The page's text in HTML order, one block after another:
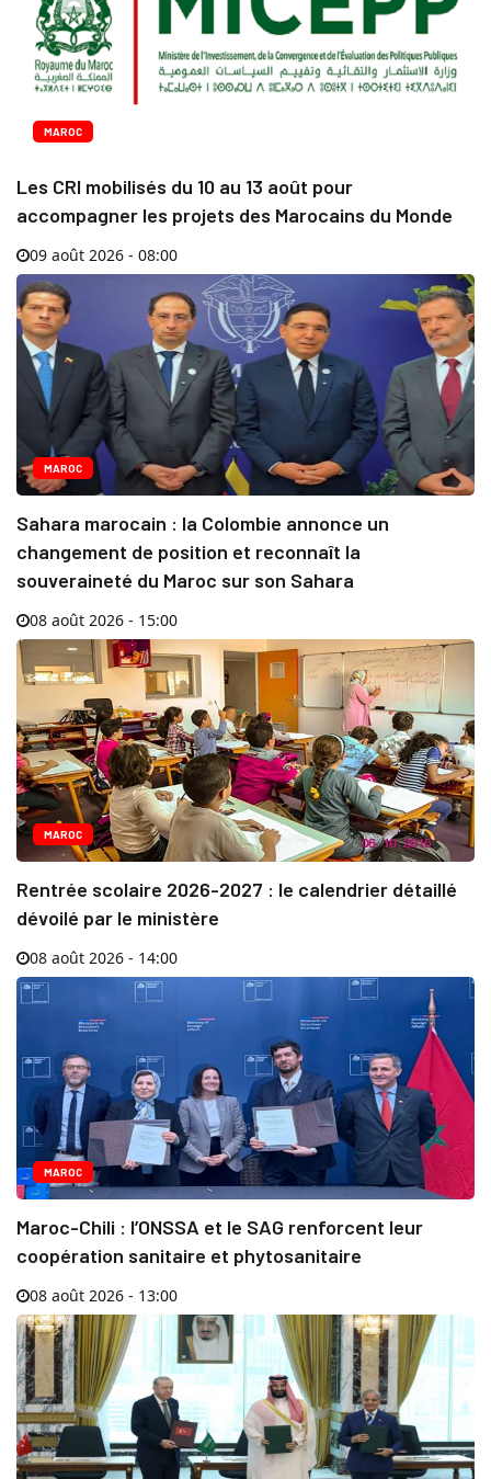
MAROC
Les CRI mobilisés du 10 au 13 août pour
accompagner les projets des Marocains du Monde
09 août 2026 - 08:00
MAROC
Sahara marocain : la Colombie annonce un
changement de position et reconnaît la
souveraineté du Maroc sur son Sahara
08 août 2026 - 15:00
MAROC
Rentrée scolaire 2026-2027 : le calendrier détaillé
dévoilé par le ministère
08 août 2026 - 14:00
MAROC
Maroc-Chili : l’ONSSA et le SAG renforcent leur
coopération sanitaire et phytosanitaire
08 août 2026 - 13:00